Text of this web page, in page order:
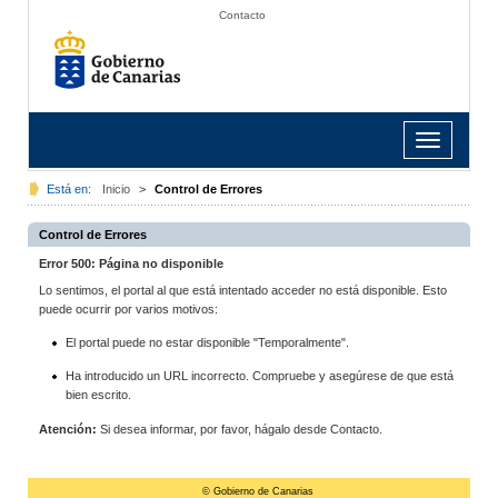
Contacto
Toggle
navigation
Está en: Inicio > Control de Errores
Control de Errores
Error 500: Página no disponible
Lo sentimos, el portal al que está intentado acceder no está disponible. Esto
puede ocurrir por varios motivos:
El portal puede no estar disponible "Temporalmente".
Ha introducido un URL incorrecto. Compruebe y asegúrese de que está
bien escrito.
Atención: Si desea informar, por favor, hágalo desde Contacto.
© Gobierno de Canarias